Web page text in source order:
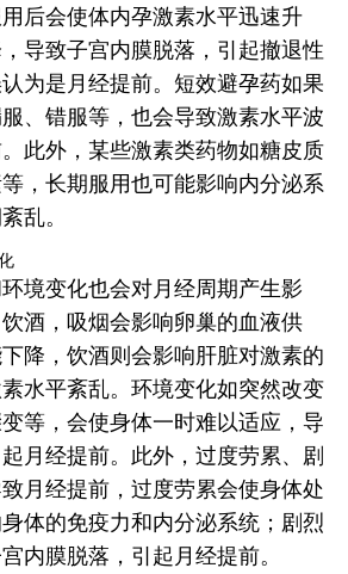
后会使体内孕激素水平迅速升
导致子宫内膜脱落，引起撤退性
为是月经提前。短效避孕药如果
、错服等，也会导致激素水平波
此外，某些激素类药物如糖皮质
，长期服用也可能影响内分泌系
乱。
境变化也会对月经周期产生影
酒，吸烟会影响卵巢的血液供
降，饮酒则会影响肝脏对激素的
水平紊乱。环境变化如突然改变
等，会使身体一时难以适应，导
月经提前。此外，过度劳累、剧
月经提前，过度劳累会使身体处
体的免疫力和内分泌系统；剧烈
内膜脱落，引起月经提前。